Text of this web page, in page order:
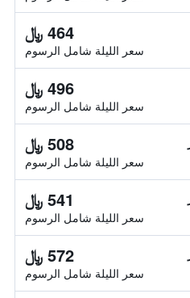
464 ﷼
سعر الليلة شامل الرسوم
496 ﷼
سعر الليلة شامل الرسوم
508 ﷼
سعر الليلة شامل الرسوم
541 ﷼
سعر الليلة شامل الرسوم
572 ﷼
سعر الليلة شامل الرسوم